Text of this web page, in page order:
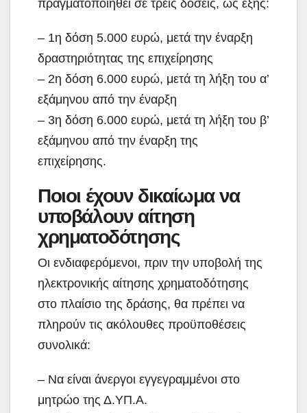
πραγματοποιηθεί σε τρεις δόσεις, ως εξής:​
– 1η δόση 5.000 ευρώ, μετά την έναρξη
δραστηριότητας της επιχείρησης
– 2η δόση 6.000 ευρώ, μετά τη λήξη του α’
εξάμηνου από την έναρξη
– 3η δόση 6.000 ευρώ, μετά τη λήξη του β’
εξάμηνου από την έναρξη της
επιχείρησης.
Ποιοι έχουν δικαίωμα να
υποβάλουν αίτηση
χρηματοδότησης
Οι ενδιαφερόμενοι, πριν την υποβολή της
ηλεκτρονικής αίτησης χρηματοδότησης
στο πλαίσιο της δράσης, θα πρέπει να
πληρούν τις ακόλουθες προϋποθέσεις
συνολικά:
– Να είναι άνεργοι εγγεγραμμένοι στο
μητρώο της Δ.ΥΠ.Α.